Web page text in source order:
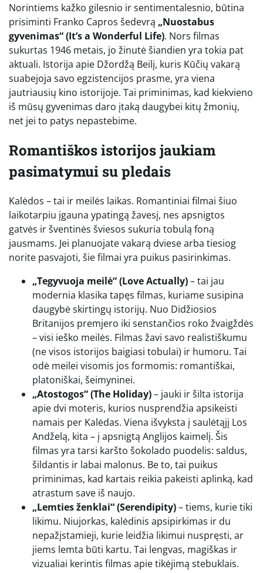
Norintiems kažko gilesnio ir sentimentalesnio, būtina
prisiminti Franko Capros šedevrą „Nuostabus
gyvenimas“ (It’s a Wonderful Life). Nors filmas
sukurtas 1946 metais, jo žinutė šiandien yra tokia pat
aktuali. Istorija apie Džordžą Beilį, kuris Kūčių vakarą
suabejoja savo egzistencijos prasme, yra viena
jautriausių kino istorijoje. Tai priminimas, kad kiekvieno
iš mūsų gyvenimas daro įtaką daugybei kitų žmonių,
net jei to patys nepastebime.
Romantiškos istorijos jaukiam
pasimatymui su pledais
Kalėdos – tai ir meilės laikas. Romantiniai filmai šiuo
laikotarpiu įgauna ypatingą žavesį, nes apsnigtos
gatvės ir šventinės šviesos sukuria tobulą foną
jausmams. Jei planuojate vakarą dviese arba tiesiog
norite pasvajoti, šie filmai yra puikus pasirinkimas.
„Tegyvuoja meilė“ (Love Actually)– tai jau
modernia klasika tapęs filmas, kuriame susipina
daugybė skirtingų istorijų. Nuo Didžiosios
Britanijos premjero iki senstančios roko žvaigždės
– visi ieško meilės. Filmas žavi savo realistiškumu
(ne visos istorijos baigiasi tobulai) ir humoru. Tai
odė meilei visomis jos formomis: romantiškai,
platoniškai, šeimyninei.
„Atostogos“ (The Holiday)– jauki ir šilta istorija
apie dvi moteris, kurios nusprendžia apsikeisti
namais per Kalėdas. Viena išvyksta į saulėtąjį Los
Andželą, kita – į apsnigtą Anglijos kaimelį. Šis
filmas yra tarsi karšto šokolado puodelis: saldus,
šildantis ir labai malonus. Be to, tai puikus
priminimas, kad kartais reikia pakeisti aplinką, kad
atrastum save iš naujo.
„Lemties ženklai“ (Serendipity)– tiems, kurie tiki
likimu. Niujorkas, kalėdinis apsipirkimas ir du
nepažįstamieji, kurie leidžia likimui nuspręsti, ar
jiems lemta būti kartu. Tai lengvas, magiškas ir
vizualiai kerintis filmas apie tikėjimą stebuklais.